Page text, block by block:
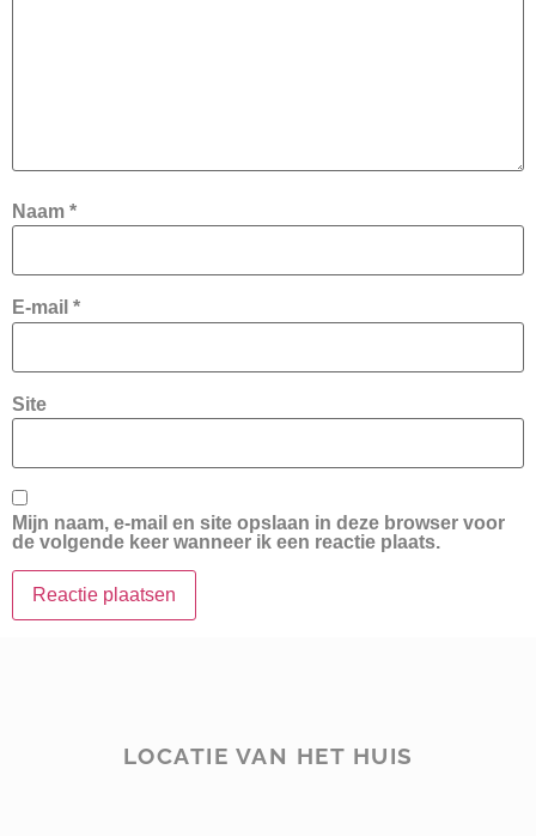
Naam *
E-mail *
Site
Mijn naam, e-mail en site opslaan in deze browser voor
de volgende keer wanneer ik een reactie plaats.
LOCATIE VAN HET HUIS